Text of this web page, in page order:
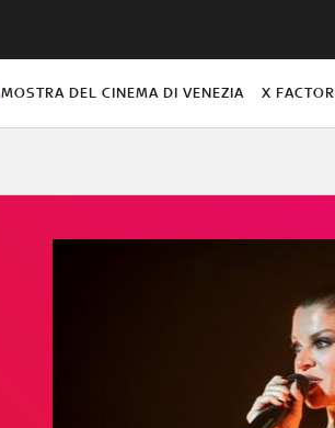
MOSTRA DEL CINEMA DI VENEZIA X FACTOR